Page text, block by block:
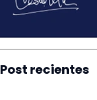
Post recientes